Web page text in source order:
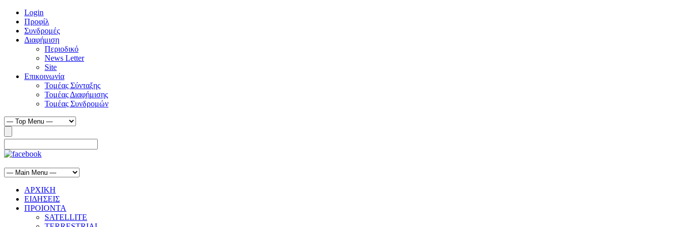
Login
Προφίλ
Συνδρομές
Διαφήμιση
Περιοδικό
News Letter
Site
Επικοινωνία
Τομέας Σύνταξης
Τομέας Διαφήμισης
Τομέας Συνδρομών
ΑΡΧΙΚΗ
ΕΙΔΗΣΕΙΣ
ΠΡΟΙΟΝΤΑ
SATELLITE